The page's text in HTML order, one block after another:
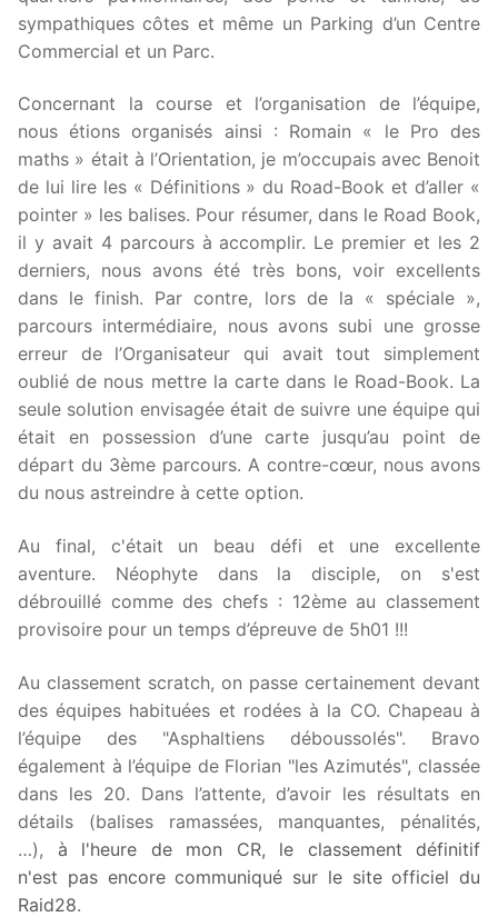
sympathiques côtes et même un Parking d’un Centre
Commercial et un Parc.
Concernant la course et l’organisation de l’équipe,
nous étions organisés ainsi : Romain « le Pro des
maths » était à l’Orientation, je m’occupais avec Benoit
de lui lire les « Définitions » du Road-Book et d’aller «
pointer » les balises. Pour résumer, dans le Road Book,
il y avait 4 parcours à accomplir. Le premier et les 2
derniers, nous avons été très bons, voir excellents
dans le finish. Par contre, lors de la « spéciale »,
parcours intermédiaire, nous avons subi une grosse
erreur de l’Organisateur qui avait tout simplement
oublié de nous mettre la carte dans le Road-Book. La
seule solution envisagée était de suivre une équipe qui
était en possession d’une carte jusqu’au point de
départ du 3ème parcours. A contre-cœur, nous avons
du nous astreindre à cette option.
Au final, c'était un beau défi et une excellente
aventure. Néophyte dans la disciple, on s'est
débrouillé comme des chefs : 12ème au classement
provisoire pour un temps d’épreuve de 5h01 !!!
Au classement scratch, on passe certainement devant
des équipes habituées et rodées à la CO. Chapeau à
l’équipe des "Asphaltiens déboussolés". Bravo
également à l’équipe de Florian "les Azimutés", classée
dans les 20. Dans l’attente, d’avoir les résultats en
détails (balises ramassées, manquantes, pénalités,
…), à l'heure de mon CR, le classement définitif
n'est pas encore communiqué sur le site officiel du
Raid28.